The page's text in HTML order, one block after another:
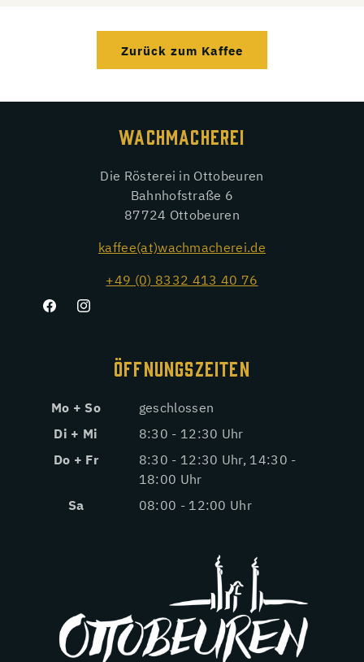
Zurück zum Kaffee
WACHMACHEREI
Die Rösterei in Ottobeuren
Bahnhofstraße 6
87724 Ottobeuren
kaffee(at)wachmacherei.de
+49 (0) 8332 413 40 76
FacebookInstagram
ÖFFNUNGSZEITEN
Mo + So
geschlossen
Di + Mi
8:30 - 12:30 Uhr
Do + Fr
8:30 - 12:30 Uhr, 14:30 -
18:00 Uhr
Sa
08:00 - 12:00 Uhr